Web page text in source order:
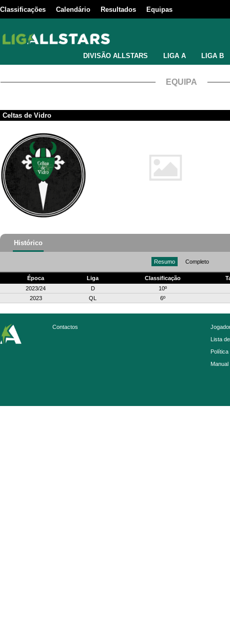
Classificações Calendário Resultados Equipas
DIVISÃO ALLSTARS LIGA A LIGA B
EQUIPA
Celtas de Vidro
Histórico
Resumo Completo
Época Liga Classificação
2023/24
D
10º
2023
QL 6º
Contactos
Lista
Política